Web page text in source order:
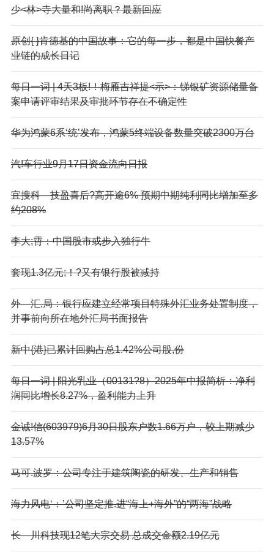
少<林>寺大量和!尚离职？最新回应
原创{ }肯德基的中国故事：它的每一步，都是中国快餐产
业链的成长日记
每日一词 | 4天3板!！梅雁吉祥提<示>：锑银矿资源储量备
案申请评审结果及审批环节存在不确定性
华为鸿蒙6系‘统’发布，鸿蒙5终端设备数量突破2300万台
汽!车行业9月17日资金流向日报
宜搜科—技盈喜后?高开逾6% 预期中期纯利同比增加至多
约208%
李大;霄：中国股市或步入独行牛
套现1.3亿元;！?又有银行股被减持
外—汇,局：银行应建立经常项目特殊外汇业务处置制度，
并事前向所在地外汇局书面报告
新中{港}已累计回购占总1.42%公司股,份
每日一词 | 阳光乳业（00131?8）2025年中报简析：净利
润同比增长8.27%，盈利能力上升
金诚!信(603979)6月30日股东户数1.66万户，较上期减少
13.57%
马可.波罗：公司专注于建筑陶瓷的研发、生产和销售
海力风电‘：’公司坚定推.进“海上+海外”的“两海”战略
长—川科技现12笔大宗交易 总成交金额2.19亿元